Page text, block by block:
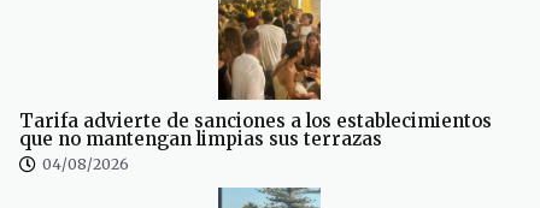
Tarifa advierte de sanciones a los establecimientos
que no mantengan limpias sus terrazas
04/08/2026